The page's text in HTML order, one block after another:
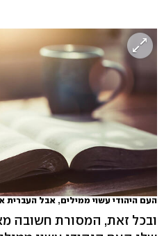
העם היהודי עשוי ממילים, אבל העברית
ובכל זאת, המסורת חשובה